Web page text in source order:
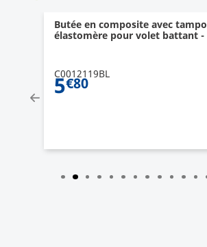
Butée en composite avec
élastomère pour volet battant -
C0012119BL
5€80